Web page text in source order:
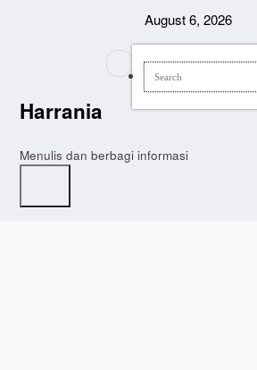
August 6, 2026
Harrania
Menulis dan berbagi informasi